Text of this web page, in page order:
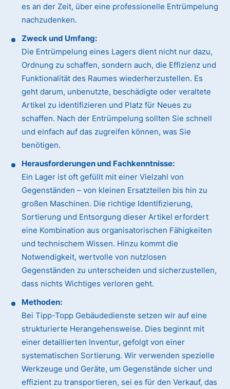
es an der Zeit, über eine professionelle Entrümpelung
nachzudenken.
Zweck und Umfang:
Die Entrümpelung eines Lagers dient nicht nur dazu,
Ordnung zu schaffen, sondern auch, die Effizienz und
Funktionalität des Raumes wiederherzustellen. Es
geht darum, unbenutzte, beschädigte oder veraltete
Artikel zu identifizieren und Platz für Neues zu
schaffen. Nach der Entrümpelung sollten Sie schnell
und einfach auf das zugreifen können, was Sie
benötigen.
Herausforderungen und Fachkenntnisse:
Ein Lager ist oft gefüllt mit einer Vielzahl von
Gegenständen – von kleinen Ersatzteilen bis hin zu
großen Maschinen. Die richtige Identifizierung,
Sortierung und Entsorgung dieser Artikel erfordert
eine Kombination aus organisatorischen Fähigkeiten
und technischem Wissen. Hinzu kommt die
Notwendigkeit, wertvolle von nutzlosen
Gegenständen zu unterscheiden und sicherzustellen,
dass nichts Wichtiges verloren geht.
Methoden:
Bei Tipp-Topp Gebäudedienste setzen wir auf eine
strukturierte Herangehensweise. Dies beginnt mit
einer detaillierten Inventur, gefolgt von einer
systematischen Sortierung. Wir verwenden spezielle
Werkzeuge und Geräte, um Gegenstände sicher und
effizient zu transportieren, sei es für den Verkauf, das